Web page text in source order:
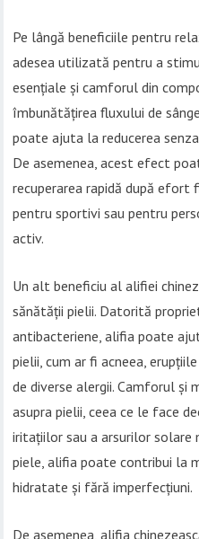
Pe lângă beneficiile pentru
adesea utilizată pentru a
esențiale și camforul din
îmbunătățirea fluxului de
poate ajuta la reducerea
De asemenea, acest efect
recuperarea rapidă după
pentru sportivi sau pentru
activ.
Un alt beneficiu al alifiei
sănătății pielii. Datorită
antibacteriene, alifia poate
pielii, cum ar fi acneea,
de diverse alergii. Camforul
asupra pielii, ceea ce le face
iritațiilor sau a arsurilor solare
piele, alifia poate contribui la
hidratate și fără imperfecțiuni.
De asemenea, alifia